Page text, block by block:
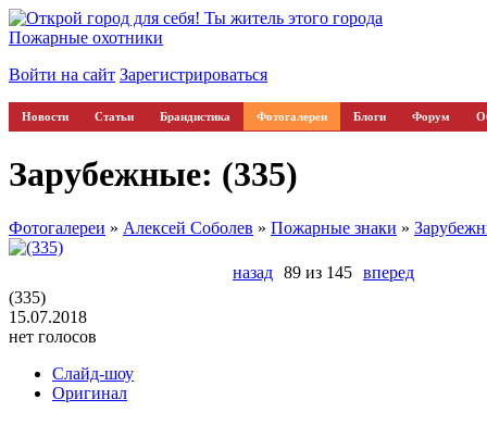
Пожарные охотники
Войти на сайт Зарегистрироваться
Новости Статьи Брандистика Фотогалереи Блоги Форум
Зарубежные: (335)
Фотогалереи » Алексей Соболев » Пожарные знаки »
назад 89 из 145 вперед
(335)
15.07.2018
нет голосов
Слайд-шоу
Оригинал